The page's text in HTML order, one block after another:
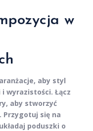
w
aby styl
i wyrazistości. Łącz
, aby stworzyć
się na
poduszki o